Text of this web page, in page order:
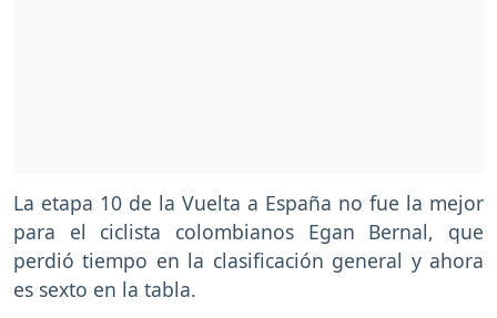
La etapa 10 de la Vuelta a España no fue la mejor
para el ciclista colombianos Egan Bernal, que
perdió tiempo en la clasificación general y ahora
es sexto en la tabla.